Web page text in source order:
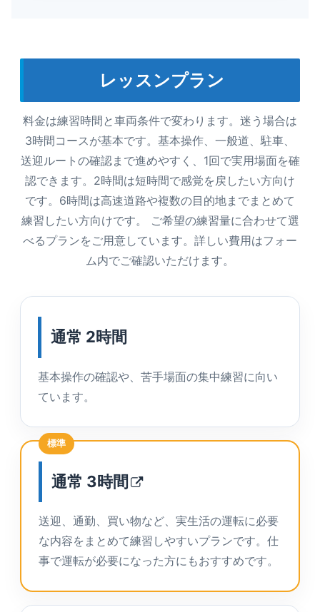
レッスンプラン
料金は練習時間と車両条件で変わります。迷う場合は
3時間コースが基本です。基本操作、一般道、駐車、
送迎ルートの確認まで進めやすく、1回で実用場面を確
認できます。2時間は短時間で感覚を戻したい方向け
です。6時間は高速道路や複数の目的地までまとめて
練習したい方向けです。 ご希望の練習量に合わせて選
べるプランをご用意しています。詳しい費用はフォー
ム内でご確認いただけます。
通常 2時間
基本操作の確認や、苦手場面の集中練習に向い
ています。
標準
通常 3時間
送迎、通勤、買い物など、実生活の運転に必要
な内容をまとめて練習しやすいプランです。仕
事で運転が必要になった方にもおすすめです。